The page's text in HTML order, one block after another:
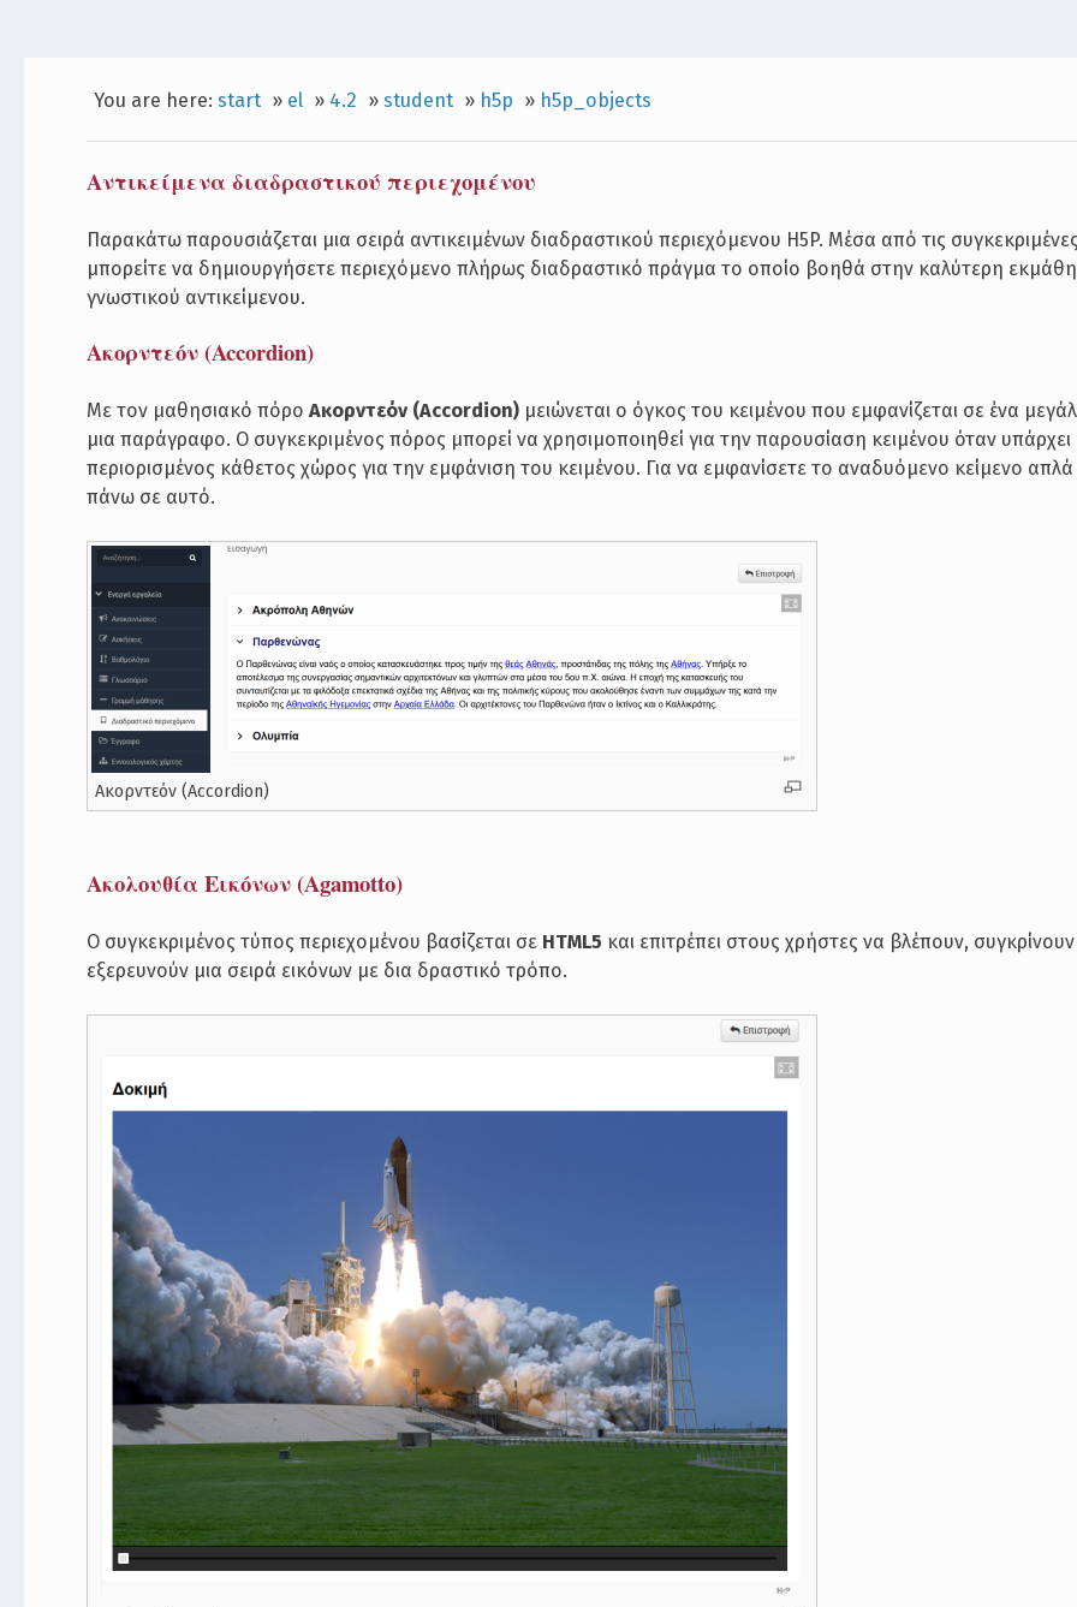
You are here: start » el » 4.2 » student » h5p » h5p_objects
Αντικείμενα διαδραστικού περιεχομένου
Παρακάτω παρουσιάζεται μια σειρά αντικειμένων διαδραστικού περιεχόμενου H5P. Μέσα από τις
μπορείτε να δημιουργήσετε περιεχόμενο πλήρως διαδραστικό πράγμα το οποίο βοηθά στην καλύτερη
γνωστικού αντικείμενου.
Ακορντεόν (Accordion)
Με τον μαθησιακό πόροΑκορντεόν (Accordion) μειώνεται ο όγκος του κειμένου που εμφανίζεται σε ένα
μια παράγραφο. Ο συγκεκριμένος πόρος μπορεί να χρησιμοποιηθεί για την παρουσίαση κειμένου όταν υπάρχει
περιορισμένος κάθετος χώρος για την εμφάνιση του κειμένου. Για να εμφανίσετε το αναδυόμενο κείμενο
πάνω σε αυτό.
Ακορντεόν (Accordion)
Ακολουθία Εικόνων (Agamotto)
Ο συγκεκριμένος τύπος περιεχομένου βασίζεται σε HTML5 και επιτρέπει στους χρήστες να βλέπουν, συγκρίνουν
εξερευνούν μια σειρά εικόνων με δια δραστικό τρόπο.